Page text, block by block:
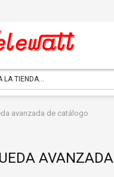
avanzada de catálogo
AVANZADA